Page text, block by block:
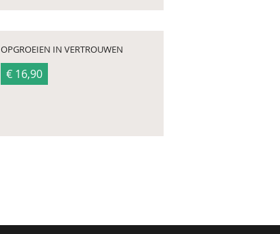
OPGROEIEN IN VERTROUWEN
€ 16,90